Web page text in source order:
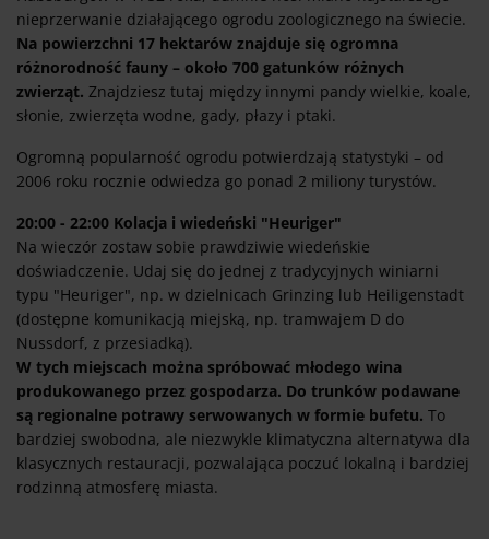
nieprzerwanie działającego ogrodu zoologicznego na świecie.
Na powierzchni 17 hektarów znajduje się ogromna
różnorodność fauny – około 700 gatunków różnych
zwierząt. Znajdziesz tutaj między innymi pandy wielkie, koale,
słonie, zwierzęta wodne, gady, płazy i ptaki.
Ogromną popularność ogrodu potwierdzają statystyki – od
2006 roku rocznie odwiedza go ponad 2 miliony turystów.
20:00 - 22:00 Kolacja i wiedeński "Heuriger"
Na wieczór zostaw sobie prawdziwie wiedeńskie
doświadczenie. Udaj się do jednej z tradycyjnych winiarni
typu "Heuriger", np. w dzielnicach Grinzing lub Heiligenstadt
(dostępne komunikacją miejską, np. tramwajem D do
Nussdorf, z przesiadką).
W tych miejscach można spróbować młodego wina
produkowanego przez gospodarza. Do trunków podawane
są regionalne potrawy serwowanych w formie bufetu. To
bardziej swobodna, ale niezwykle klimatyczna alternatywa dla
klasycznych restauracji, pozwalająca poczuć lokalną i bardziej
rodzinną atmosferę miasta.